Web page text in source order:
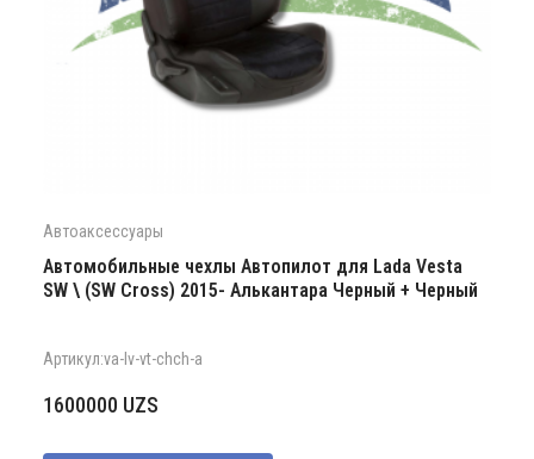
Автоаксессуары
Автомобильные чехлы Автопилот для Lada Vesta
SW \ (SW Cross) 2015- Алькантара Черный + Черный
Артикул:va-lv-vt-chch-a
1600000 UZS